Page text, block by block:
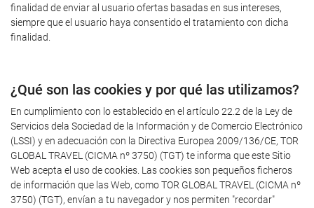
finalidad de enviar al usuario ofertas basadas en sus intereses,
siempre que el usuario haya consentido el tratamiento con dicha
finalidad.
¿Qué son las cookies y por qué las utilizamos?
En cumplimiento con lo establecido en el artículo 22.2 de la Ley de
Servicios dela Sociedad de la Información y de Comercio Electrónico
(LSSI) y en adecuación con la Directiva Europea 2009/136/CE, TOR
GLOBAL TRAVEL (CICMA nº 3750) (TGT) te informa que este Sitio
Web acepta el uso de cookies. Las cookies son pequeños ficheros
de información que las Web, como TOR GLOBAL TRAVEL (CICMA nº
3750) (TGT), envían a tu navegador y nos permiten "recordar"